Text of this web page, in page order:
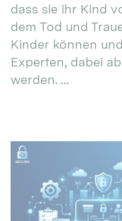
dass sie ihr Kind
dem Tod und
Kinder können
Experten, dabei
werden. ...